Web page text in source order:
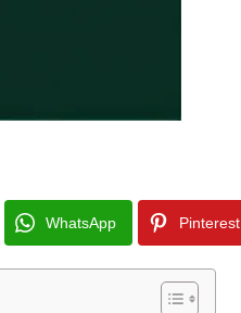
WhatsApp Pinterest